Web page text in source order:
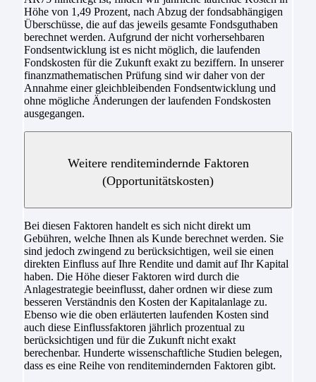
Höhe von 1,49 Prozent, nach Abzug der fondsabhängigen
Überschüsse, die auf das jeweils gesamte Fondsguthaben
berechnet werden. Aufgrund der nicht vorhersehbaren
Fondsentwicklung ist es nicht möglich, die laufenden
Fondskosten für die Zukunft exakt zu beziffern. In unserer
finanzmathematischen Prüfung sind wir daher von der
Annahme einer gleichbleibenden Fondsentwicklung und
ohne mögliche Änderungen der laufenden Fondskosten
ausgegangen.
Weitere renditemindernde Faktoren
(Opportunitätskosten)
Bei diesen Faktoren handelt es sich nicht direkt um
Gebühren, welche Ihnen als Kunde berechnet werden. Sie
sind jedoch zwingend zu berücksichtigen, weil sie einen
direkten Einfluss auf Ihre Rendite und damit auf Ihr Kapital
haben. Die Höhe dieser Faktoren wird durch die
Anlagestrategie beeinflusst, daher ordnen wir diese zum
besseren Verständnis den Kosten der Kapitalanlage zu.
Ebenso wie die oben erläuterten laufenden Kosten sind
auch diese Einflussfaktoren jährlich prozentual zu
berücksichtigen und für die Zukunft nicht exakt
berechenbar. Hunderte wissenschaftliche Studien belegen,
dass es eine Reihe von renditemindernden Faktoren gibt.